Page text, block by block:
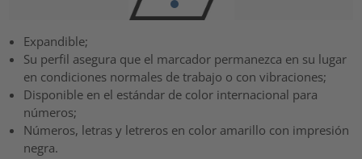
Expandible;
Su perfil asegura que el marcador permanezca en su lugar
en condiciones normales de trabajo o con vibraciones;
Disponible en el estándar de color internacional para
números;
Números, letras y letreros en color amarillo con impresión
negra.